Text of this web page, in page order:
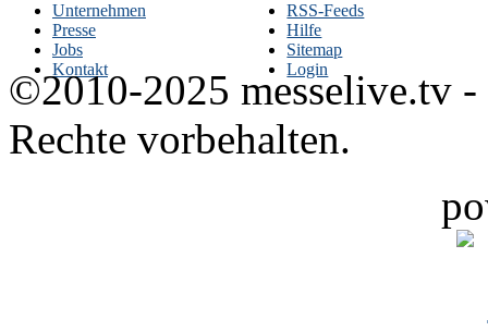
Unternehmen
Presse
Jobs
Kontakt
RSS-Feeds
Hilfe
Sitemap
Login
©2010-2025 messelive.tv -
Rechte vorbehalten.